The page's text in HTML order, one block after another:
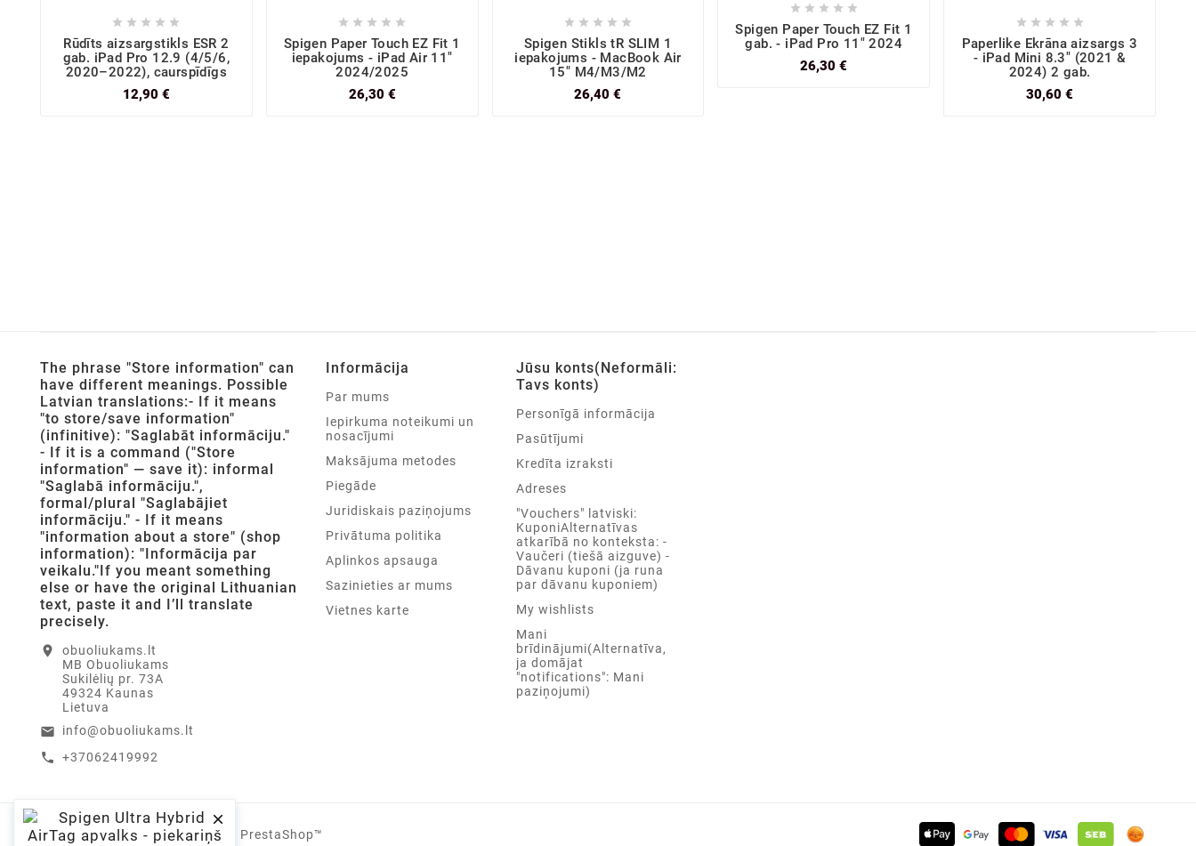

    
Rūdīts aizsargstikls ESR 2
gab. iPad Pro 12.9 (4/5/6,
2020–2022), caurspīdīgs
12,90 €
    
Spigen Paper Touch EZ Fit 1
iepakojums - iPad Air 11"
2024/2025
26,30 €
    
Spigen Stikls tR SLIM 1
iepakojums - MacBook Air
15" M4/M3/M2
26,40 €
    
Spigen Paper Touch EZ Fit 1
gab. - iPad Pro 11" 2024
26,30 €
    
Paperlike Ekrāna aizsargs 3
- iPad Mini 8.3" (2021 &
2024) 2 gab.
30,60 €
The phrase "Store information" can
have different meanings. Possible
Latvian translations:- If it means
"to store/save information"
(infinitive): "Saglabāt informāciju."
- If it is a command ("Store
information" — save it): informal
"Saglabā informāciju.",
formal/plural "Saglabājiet
informāciju." - If it means
"information about a store" (shop
information): "Informācija par
veikalu."If you meant something
else or have the original Lithuanian
text, paste it and I’ll translate
precisely.
location_on
obuoliukams.lt
MB Obuoliukams
Sukilėlių pr. 73A
49324 Kaunas
Lietuva
email info@obuoliukams.lt
call +37062419992
Informācija
Par mums
Iepirkuma noteikumi un
nosacījumi
Maksājuma metodes
Piegāde
Juridiskais paziņojums
Privātuma politika
Aplinkos apsauga
Sazinieties ar mums
Vietnes karte
Jūsu konts(Neformāli:
Tavs konts)
Personīgā informācija
Pasūtījumi
Kredīta izraksti
Adreses
"Vouchers" latviski:
KuponiAlternatīvas
atkarībā no konteksta: -
Vaučeri (tiešā aizguve) -
Dāvanu kuponi (ja runa
par dāvanu kuponiem)
My wishlists
Mani
brīdinājumi(Alternatīva,
ja domājat
"notifications": Mani
paziņojumi)
© 2019 - Ecommerce software by PrestaShop™